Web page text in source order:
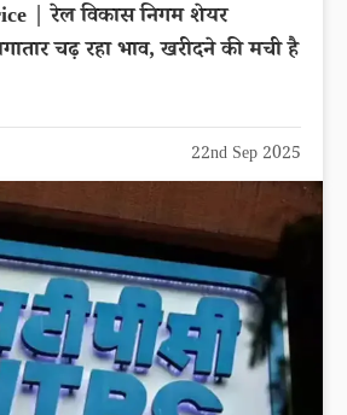
| रेल विकास निगम शेयर
चढ़ रहा भाव, खरीदने की मची है
22nd Sep 2025